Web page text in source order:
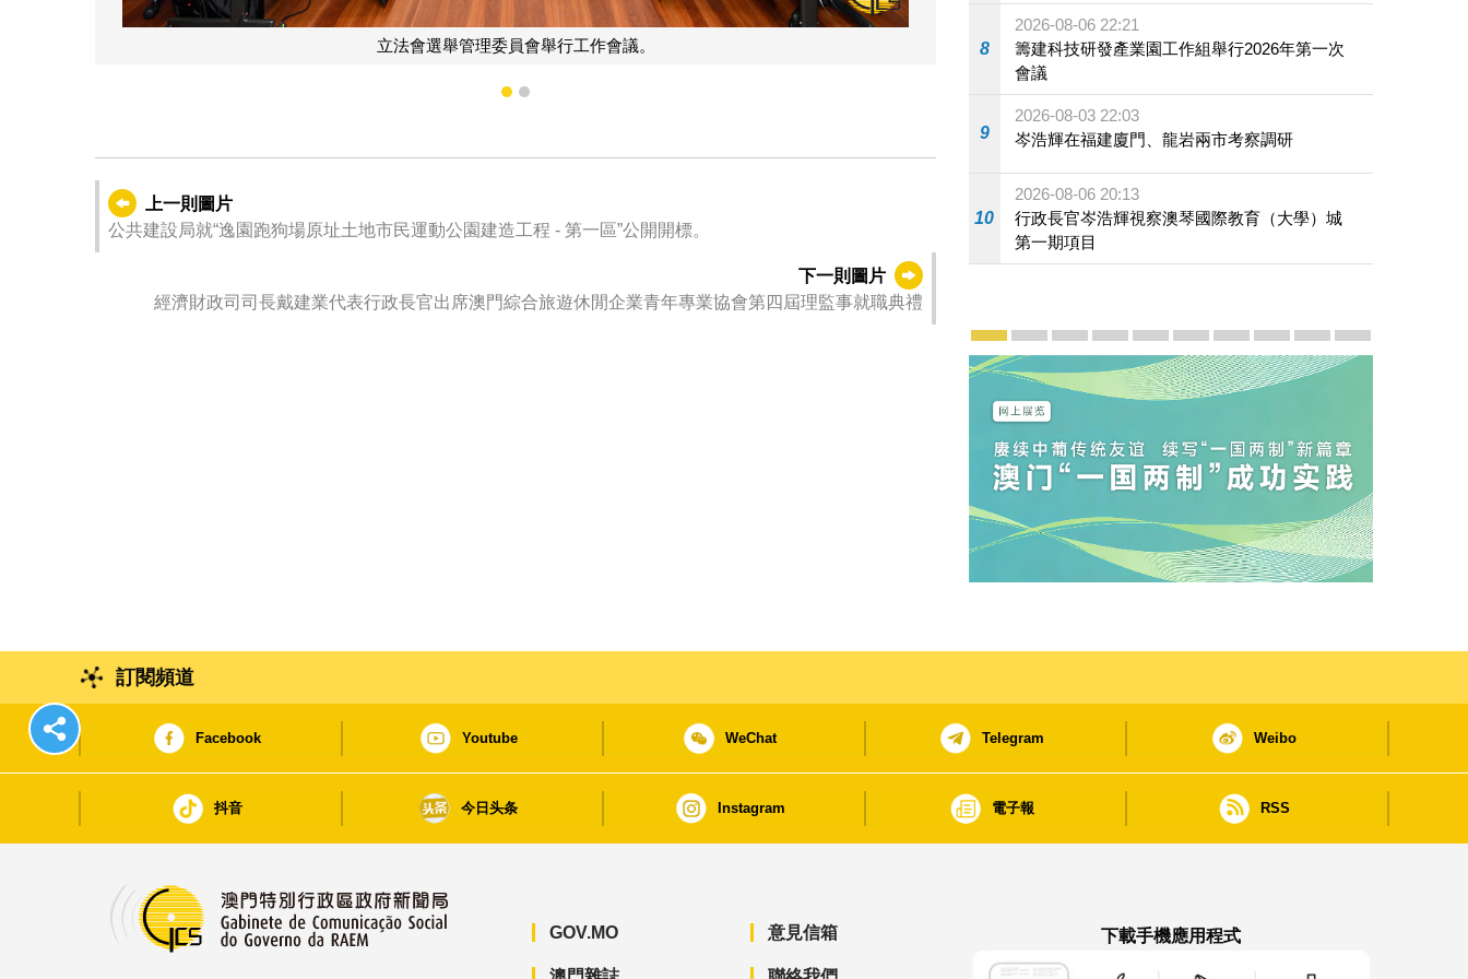
立法會選舉管理委員會向傳媒介紹選務工作。
1 2
上一則圖片
公共建設局就“逸園跑狗場原址土地市民運動公園建造工程 - 第一區”公開開標。
下一則圖片
經濟財政司司長戴建業代表行政長官出席澳門綜合旅遊休閒企業青年專業協會第四屆理監事就職典禮
8
2026-08-06 22:21
籌建科技研發產業園工作組舉行2026年第一次
會議
9
2026-08-03 22:03
岑浩輝在福建廈門、龍岩兩市考察調研
10
2026-08-06 20:13
行政長官岑浩輝視察澳琴國際教育（大學）城
第一期項目
宣傳及推廣
賡續中葡傳統友誼 續寫“一國兩制”新篇章 — 澳門“一國
澳門名片集
行政長官岑浩輝11月18日發表2026年施政報
施政特寫澳門特別行政區經濟和社會發展第
橫琴粵澳深度合作區專題網站
施政小講堂
走進澳門澳門相簿2020
《澳门微视
訂閱頻道
Facebook Youtube WeChat Telegram Weibo
抖音 今日头条 Instagram 電子報 RSS
GOV.MO 意見信箱
下載手機應用程式